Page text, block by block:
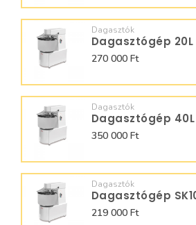
Dagasztók
Dagasztógép 20L
270 000 Ft
Dagasztók
Dagasztógép 40L
350 000 Ft
Dagasztók
Dagasztógép
219 000 Ft